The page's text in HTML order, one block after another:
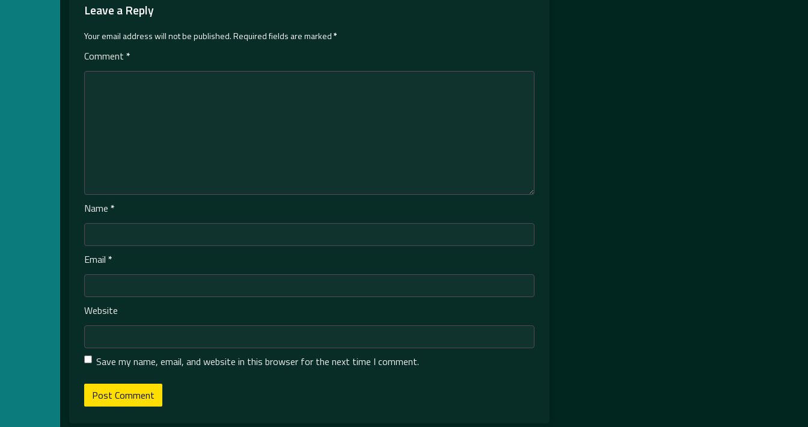
Leave a Reply
Your email address will not be published.Required fields are marked*
Comment *
Name *
Email *
Website
Save my name, email, and website in this browser for the next time I comment.